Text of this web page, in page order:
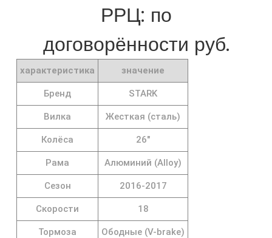
РРЦ: по
договорённости руб.
характеристика значение
Бренд STARK
Вилка Жесткая (сталь)
Колёса 26"
Рама Алюминий (Alloy)
Сезон 2016-2017
Скорости 18
Тормоза
Ободные (V-brake)